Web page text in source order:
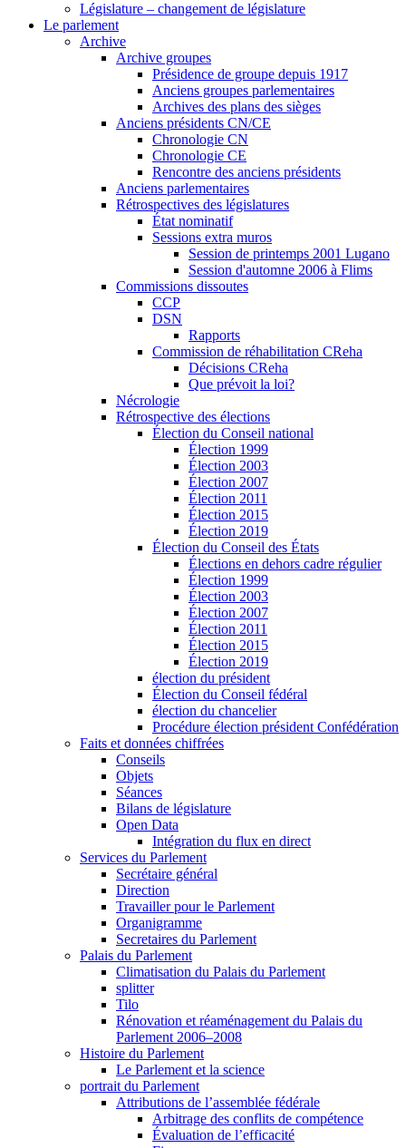
Législature – changement de législature
Le parlement
Archive
Archive groupes
Présidence de groupe depuis 1917
Anciens groupes parlementaires
Archives des plans des sièges
Anciens présidents CN/CE
Chronologie CN
Chronologie CE
Rencontre des anciens présidents
Anciens parlementaires
Rétrospectives des législatures
État nominatif
Sessions extra muros
Session de printemps 2001 Lugano
Session d'automne 2006 à Flims
Commissions dissoutes
CCP
DSN
Rapports
Commission de réhabilitation CReha
Décisions CReha
Que prévoit la loi?
Nécrologie
Rétrospective des élections
Élection du Conseil national
Élection 1999
Élection 2003
Élection 2007
Élection 2011
Élection 2015
Élection 2019
Élection du Conseil des États
Élections en dehors cadre régulier
Élection 1999
Élection 2003
Élection 2007
Élection 2011
Élection 2015
Élection 2019
élection du président
Élection du Conseil fédéral
élection du chancelier
Procédure élection président Confédération
Faits et données chiffrées
Conseils
Objets
Séances
Bilans de législature
Open Data
Intégration du flux en direct
Services du Parlement
Secrétaire général
Direction
Travailler pour le Parlement
Organigramme
Secretaires du Parlement
Palais du Parlement
Climatisation du Palais du Parlement
splitter
Tilo
Rénovation et réaménagement du Palais du
Parlement 2006–2008
Histoire du Parlement
Le Parlement et la science
portrait du Parlement
Attributions de l’assemblée fédérale
Arbitrage des conflits de compétence
Évaluation de l’efficacité